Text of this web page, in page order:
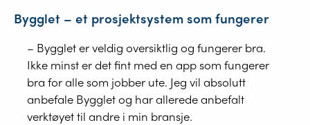
Bygglet – et prosjektsystem som fungerer
– Bygglet er veldig oversiktlig og fungerer bra.
Ikke minst er det fint med en app som fungerer
bra for alle som jobber ute. Jeg vil absolutt
anbefale Bygglet og har allerede anbefalt
verktøyet til andre i min bransje.